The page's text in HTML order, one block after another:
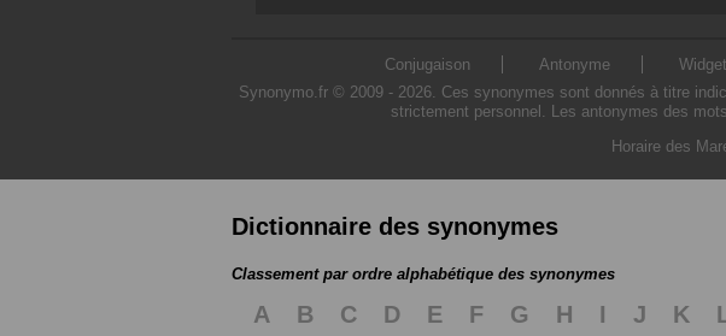
Conjugaison Antonyme
Synonymo.fr © 2009 - 2026. Ces synonymes sont donnés à titre
strictement personnel. Les antonymes des
Horaire des
Dictionnaire des synonymes
Classement par ordre alphabétique des synonymes
A B C D E F G H I J K